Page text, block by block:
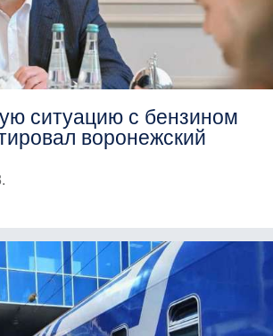
ситуацию с бензином
воронежский